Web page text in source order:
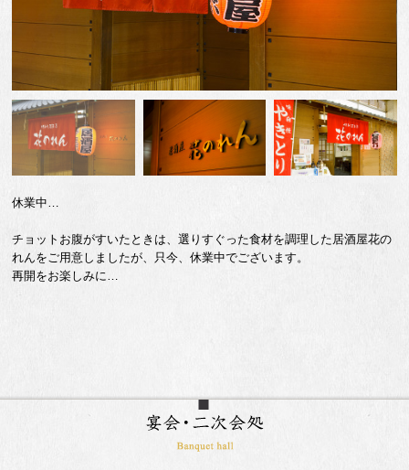
休業中…
チョットお腹がすいたときは、選りすぐった食材を調理した居酒屋花の
れんをご用意しましたが、只今、休業中でございます。
再開をお楽しみに…